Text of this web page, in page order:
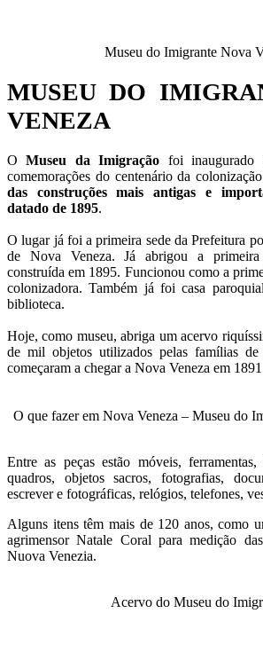
Museu do Imigrante Nova
MUSEU DO
VENEZA
OMuseu da Imigração foi inaugurado
comemorações do centenário da
das construções mais antigas e
datado de 1895.
O lugar já foi a primeira sede da Prefeitura
de Nova Veneza. Já abrigou a
construída em 1895. Funcionou como a
colonizadora. Também já foi casa
biblioteca.
Hoje, como museu, abriga um acervo
de mil objetos utilizados pelas famílias
começaram a chegar a Nova Veneza em
O que fazer em Nova Veneza – Museu do
Entre as peças estão móveis, ferramentas,
quadros, objetos sacros, fotografias,
escrever e fotográficas, relógios, telefones,
Alguns itens têm mais de 120 anos, como
agrimensor Natale Coral para medição
Nuova Venezia.
Acervo do Museu do